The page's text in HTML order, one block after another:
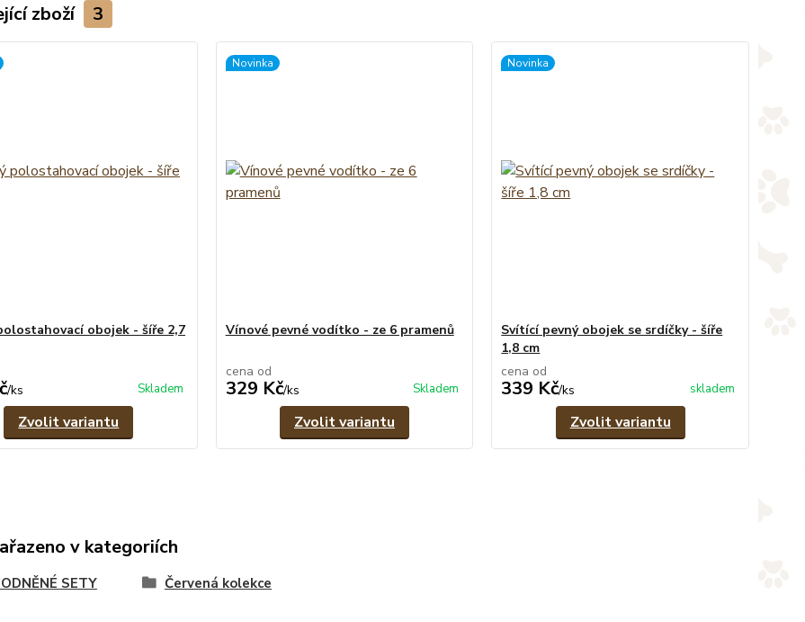
zboží 3
obojek - šíře 2,7
/ks Skladem
Zvolit variantu
Novinka
Vínové pevné vodítko - ze 6 pramenů
cena od
329 Kč/ks Skladem
Zvolit variantu
Novinka
Svítící pevný obojek se srdíčky - šíře
1,8 cm
cena od
339 Kč/ks skladem
Zvolit variantu
v kategoriích
SETY Červená kolekce